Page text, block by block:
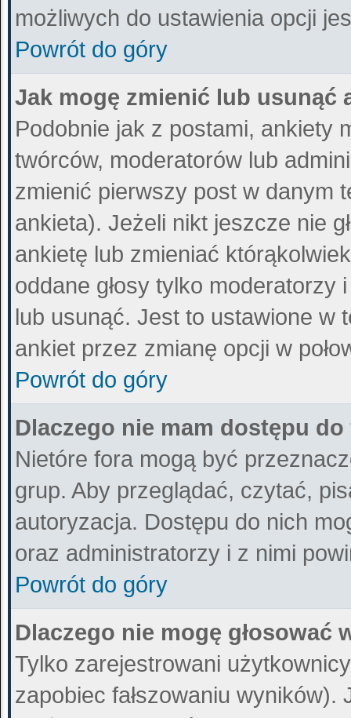
możliwych do ustawienia opcji
Powrót do góry
Jak mogę zmienić lub usunąć
Podobnie jak z postami, ankiety
twórców, moderatorów lub
zmienić pierwszy post w danym
ankieta). Jeżeli nikt jeszcze nie
ankietę lub zmieniać
oddane głosy tylko
lub usunąć. Jest to ustawione w
ankiet przez zmianę opcji w
Powrót do góry
Dlaczego nie mam dostępu
Nietóre fora mogą być
grup. Aby przeglądać, czytać,
autoryzacja. Dostępu do nich
oraz administratorzy i z nimi
Powrót do góry
Dlaczego nie mogę głosować
Tylko zarejestrowani
zapobiec fałszowaniu wyników).